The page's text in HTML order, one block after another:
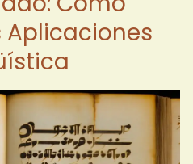
Aplicaciones